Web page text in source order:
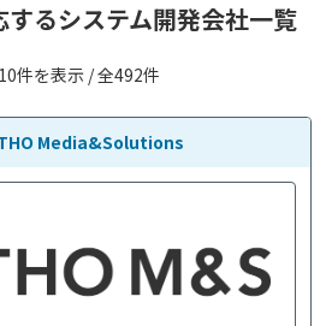
するシステム開発会社一覧
件を表示 / 全492件
Media&Solutions